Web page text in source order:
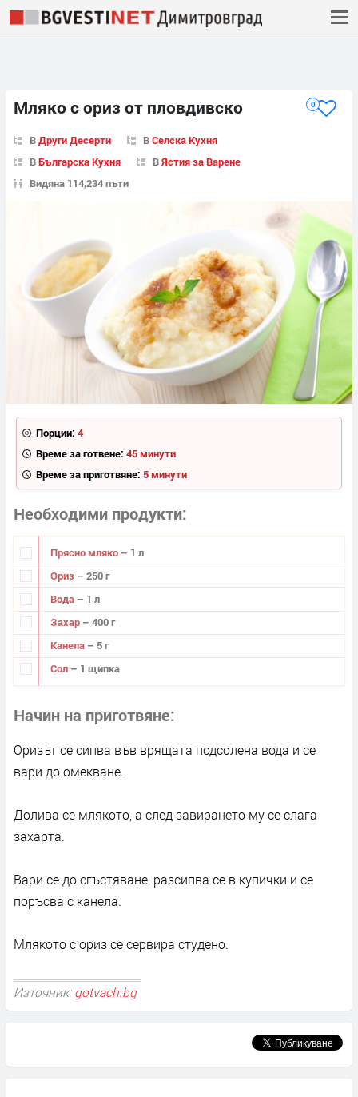
Мляко с ориз от пловдивско 0
ВДруги Десерти ВСелска Кухня
ВБългарска Кухня ВЯстия за Варене
Видяна 114,234 пъти
Порции: 4
Време за готвене: 45 минути
Време за приготвяне: 5 минути
Необходими продукти
Прясно мляко – 1 л
Ориз – 250 г
Вода – 1 л
Захар – 400 г
Канела – 5 г
Сол – 1 щипка
Начин на приготвяне
Оризът се сипва във врящата подсолена вода и се
вари до омекване.
Долива се млякото, а след завирането му се слага
захарта.
Вари се до сгъстяване, разсипва се в купички и се
поръсва с канела.
Млякото с ориз се сервира студено.
Източник: gotvach.bg